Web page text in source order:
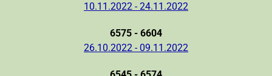
10.11.2022 - 24.11.2022
6575 - 6604
26.10.2022 - 09.11.2022